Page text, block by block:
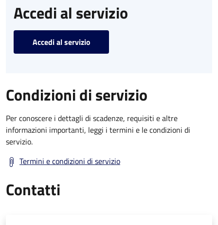
Accedi al servizio
Accedi al servizio
Condizioni di servizio
Per conoscere i dettagli di scadenze, requisiti e altre
informazioni importanti, leggi i termini e le condizioni di
servizio.
Termini e condizioni di servizio
Contatti